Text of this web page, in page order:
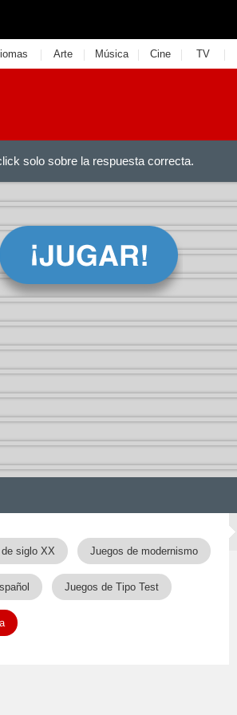
| Arte | Música | Cine | TV |
solo sobre la respuesta correcta.
siglo XX Juegos de modernismo
Juegos de Tipo Test